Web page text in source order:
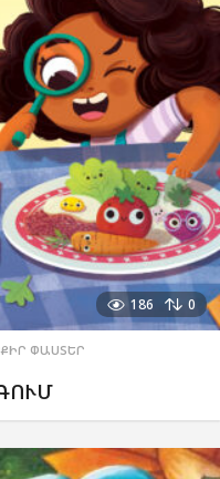
186 0
ՓԱՍՏԵՐ